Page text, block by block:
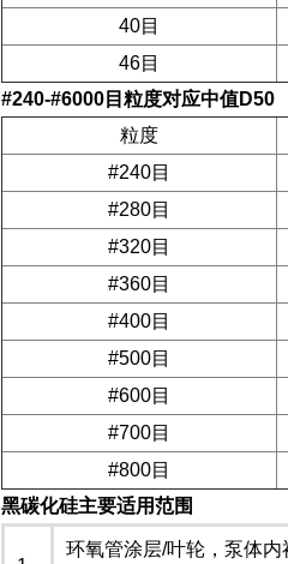
40目
46目
#240-#6000目粒度对应中值D50
粒度
#240目
#280目
#320目
#360目
#400目
#500目
#600目
#700目
#800目
黑碳化硅主要适用范围
环氧管涂层/叶轮，泵体